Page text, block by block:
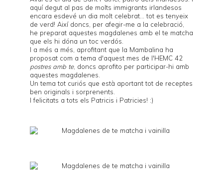
aquí degut al pas de molts immigrants irlandesos
encara esdevé un dia molt celebrat... tot es tenyeix
de verd! Així doncs, per afegir-me a la celebració,
he preparat aquestes magdalenes amb el te matcha
que els hi dóna un toc verdós.
I a més a més, aprofitant que la Mambalina ha
proposat com a tema d'aquest mes de l'HEMC 42
postres amb te, doncs aprofito per participar-hi amb
aquestes magdalenes.
Un tema tot curiós que està aportant tot de receptes
ben originals i sorprenents.
I felicitats a tots els Patricis i Patricies! :)